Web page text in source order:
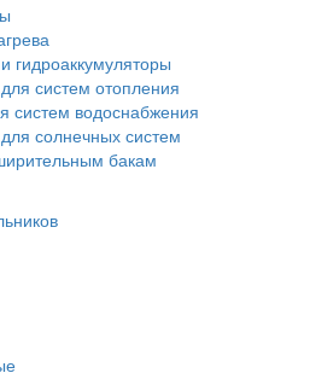
гидроаккумуляторы
систем отопления
систем водоснабжения
солнечных систем
бакам